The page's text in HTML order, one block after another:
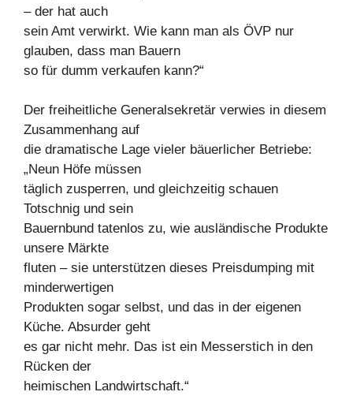
– der hat auch
sein Amt verwirkt. Wie kann man als ÖVP nur
glauben, dass man Bauern
so für dumm verkaufen kann?“
Der freiheitliche Generalsekretär verwies in diesem
Zusammenhang auf
die dramatische Lage vieler bäuerlicher Betriebe:
„Neun Höfe müssen
täglich zusperren, und gleichzeitig schauen
Totschnig und sein
Bauernbund tatenlos zu, wie ausländische Produkte
unsere Märkte
fluten – sie unterstützen dieses Preisdumping mit
minderwertigen
Produkten sogar selbst, und das in der eigenen
Küche. Absurder geht
es gar nicht mehr. Das ist ein Messerstich in den
Rücken der
heimischen Landwirtschaft.“